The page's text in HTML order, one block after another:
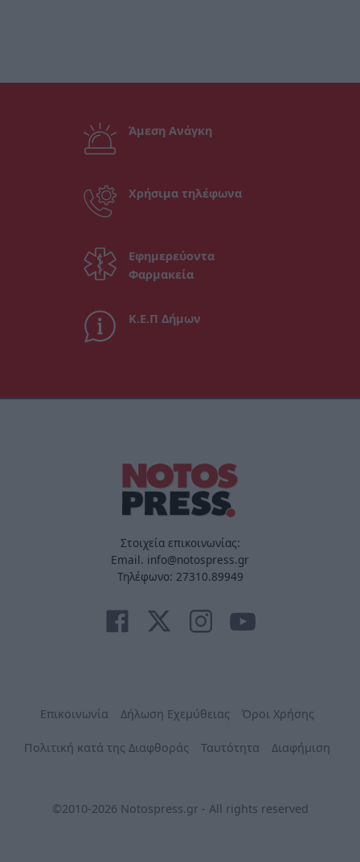
Άμεση Ανάγκη
Χρήσιμα τηλέφωνα
Εφημερεύοντα
Φαρμακεία
Κ.Ε.Π Δήμων
Στοιχεία επικοινωνίας:
Email. info@notospress.gr
Τηλέφωνο: 27310.89949
Επικοινωνία Δήλωση Εχεμύθειας Όροι Χρήσης
Πολιτική κατά της Διαφθοράς Ταυτότητα Διαφήμιση
©2010-2026 Notospress.gr - All rights reserved